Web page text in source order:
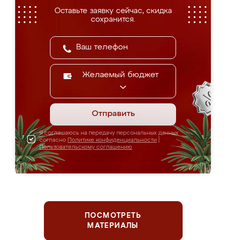
Оставьте заявку сейчас, скидка
сохранится.
Желаемый бюджет
Отправить
Я соглашаюсь на передачу персональных данных
согласно Политике конфиденциальности
Пользовательскому соглашению
ПОСМОТРЕТЬ
МАТЕРИАЛЫ